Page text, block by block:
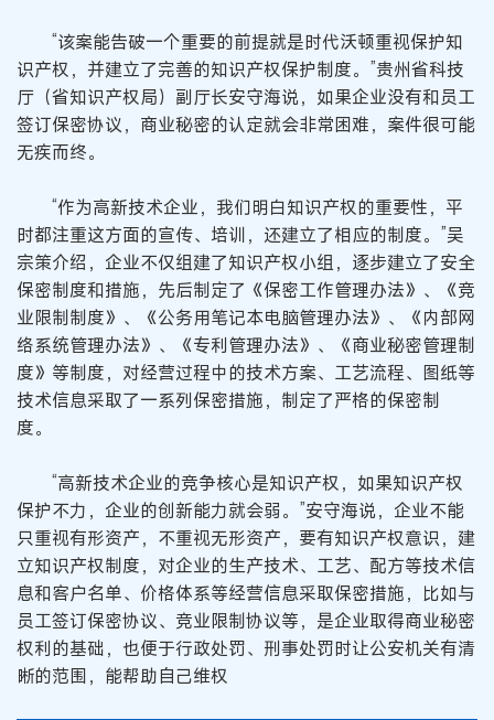
“该案能告破一个重要的前提就是时代沃顿重视保护知
识产权，并建立了完善的知识产权保护制度。”贵州省科技
厅（省知识产权局）副厅长安守海说，如果企业没有和员工
签订保密协议，商业秘密的认定就会非常困难，案件很可能
无疾而终。
“作为高新技术企业，我们明白知识产权的重要性，平
时都注重这方面的宣传、培训，还建立了相应的制度。”吴
宗策介绍，企业不仅组建了知识产权小组，逐步建立了安全
保密制度和措施，先后制定了《保密工作管理办法》、《竞
业限制制度》、《公务用笔记本电脑管理办法》、《内部网
络系统管理办法》、《专利管理办法》、《商业秘密管理制
度》等制度，对经营过程中的技术方案、工艺流程、图纸等
技术信息采取了一系列保密措施，制定了严格的保密制
度。
“高新技术企业的竞争核心是知识产权，如果知识产权
保护不力，企业的创新能力就会弱。”安守海说，企业不能
只重视有形资产，不重视无形资产，要有知识产权意识，建
立知识产权制度，对企业的生产技术、工艺、配方等技术信
息和客户名单、价格体系等经营信息采取保密措施，比如与
员工签订保密协议、竞业限制协议等，是企业取得商业秘密
权利的基础，也便于行政处罚、刑事处罚时让公安机关有清
晰的范围，能帮助自己维权